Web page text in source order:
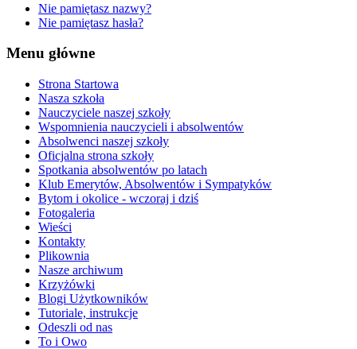
Nie pamiętasz nazwy?
Nie pamiętasz hasła?
Menu główne
Strona Startowa
Nasza szkoła
Nauczyciele naszej szkoły
Wspomnienia nauczycieli i absolwentów
Absolwenci naszej szkoły
Oficjalna strona szkoły
Spotkania absolwentów po latach
Klub Emerytów, Absolwentów i Sympatyków
Bytom i okolice - wczoraj i dziś
Fotogaleria
Wieści
Kontakty
Plikownia
Nasze archiwum
Krzyżówki
Blogi Użytkowników
Tutoriale, instrukcje
Odeszli od nas
To i Owo